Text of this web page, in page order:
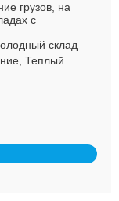
грузов, на
с
склад
Теплый